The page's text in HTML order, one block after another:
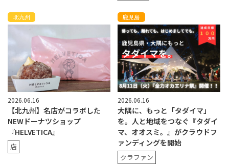
北九州
2026.06.16
【北九州】名店がコラボした
NEWドーナツショップ
『HELVETICA』
店
鹿児島
2026.06.16
大隅に、もっと「タダイマ」
を。人と地域をつなぐ『タダイ
マ、オオスミ。』がクラウドフ
ァンディングを開始
クラファン